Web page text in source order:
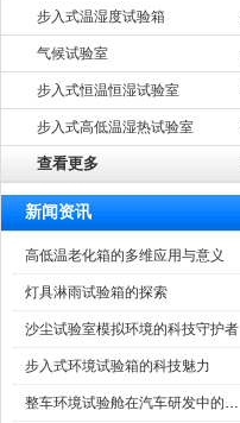
步入式温湿度试验箱
气候试验室
步入式恒温恒湿试验室
步入式高低温湿热试验室
查看更多
新闻资讯
高低温老化箱的多维应用与意义
灯具淋雨试验箱的探索
沙尘试验室模拟环境的科技守护者
步入式环境试验箱的科技魅力
整车环境试验舱在汽车研发中的作用